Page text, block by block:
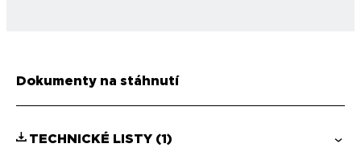
Dokumenty na stáhnutí
TECHNICKÉ LISTY (1)